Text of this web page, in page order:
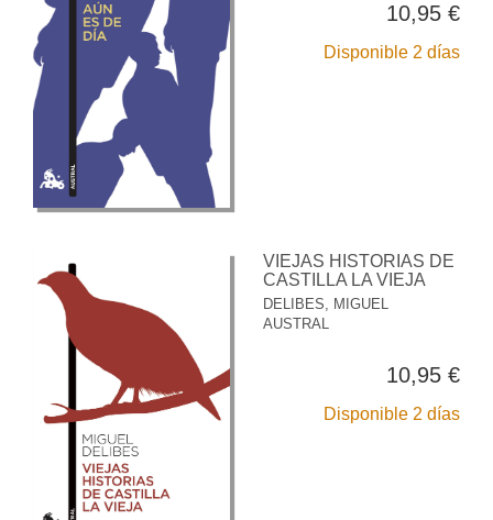
10,95 €
Disponible 2 días
VIEJAS HISTORIAS DE
CASTILLA LA VIEJA
DELIBES, MIGUEL
AUSTRAL
10,95 €
Disponible 2 días